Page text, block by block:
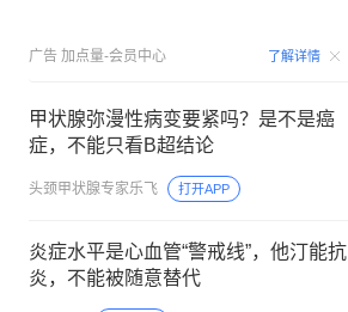
广告 加点量-会员中心 了解详情
甲状腺弥漫性病变要紧吗？是不是癌
症，不能只看B超结论
头颈甲状腺专家乐飞 打开APP
炎症水平是心血管“警戒线”，他汀能抗
炎，不能被随意替代